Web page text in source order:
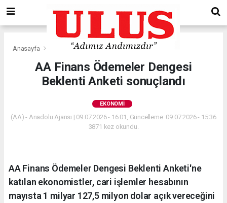
Anasayfa Ekonomi
AA Finans Ödemeler Dengesi
Beklenti Anketi sonuçlandı
EKONOMI
(AA) - Anadolu Ajansı | 09.07.2026 - 16:01, Güncelleme: 09.07.2026 - 15:36
3871 kez okundu.
AA Finans Ödemeler Dengesi Beklenti Anketi'ne
katılan ekonomistler, cari işlemler hesabının
mayısta 1 milyar 127,5 milyon dolar açık vereceğini